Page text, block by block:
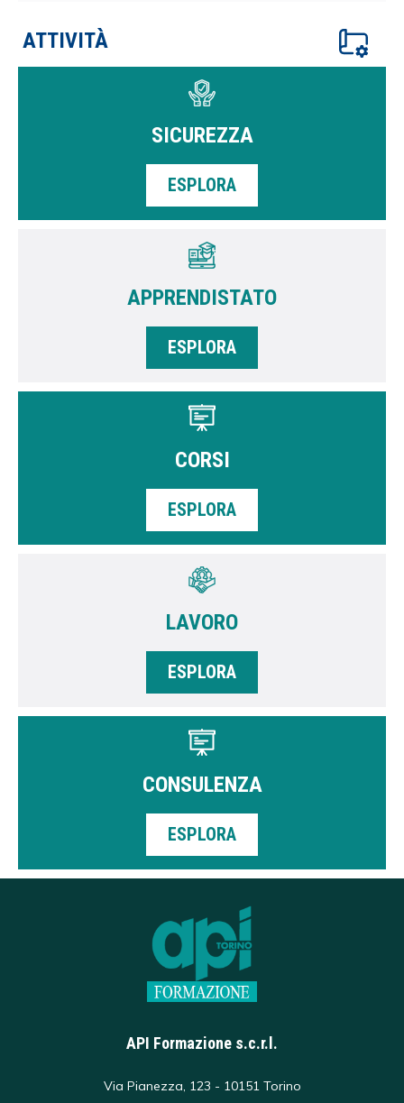
ATTIVITÀ
SICUREZZA
ESPLORA
APPRENDISTATO
ESPLORA
CORSI
ESPLORA
LAVORO
ESPLORA
CONSULENZA
ESPLORA
API Formazione s.c.r.l.
Via Pianezza, 123 - 10151 Torino